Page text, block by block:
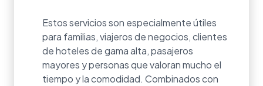
Estos servicios son especialmente útiles
para familias, viajeros de negocios, clientes
de hoteles de gama alta, pasajeros
mayores y personas que valoran mucho el
tiempo y la comodidad. Combinados con